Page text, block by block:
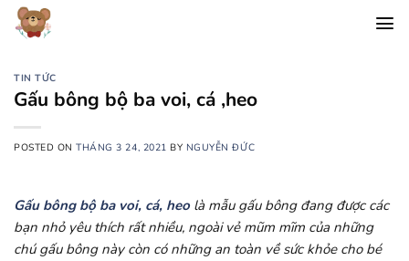
Chuyển
đến
dungTIN TỨC
Gấu bông bộ ba voi, cá ,heo
POSTED ONTHÁNG 3 24, 2021 BY NGUYỄN ĐỨC
Gấu bông bộ ba voi, cá, heo là mẫu gấu bông đang được các
bạn nhỏ yêu thích rất nhiều, ngoài vẻ mũm mĩm của những
chú gấu bông này còn có những an toàn về sức khỏe cho bé